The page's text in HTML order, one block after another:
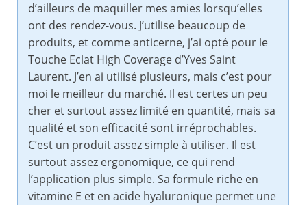
d’ailleurs de maquiller mes amies lorsqu’elles
ont des rendez-vous. J’utilise beaucoup de
produits, et comme anticerne, j’ai opté pour le
Touche Eclat High Coverage d’Yves Saint
Laurent. J’en ai utilisé plusieurs, mais c’est pour
moi le meilleur du marché. Il est certes un peu
cher et surtout assez limité en quantité, mais sa
qualité et son efficacité sont irréprochables.
C’est un produit assez simple à utiliser. Il est
surtout assez ergonomique, ce qui rend
l’application plus simple. Sa formule riche en
vitamine E et en acide hyaluronique permet une